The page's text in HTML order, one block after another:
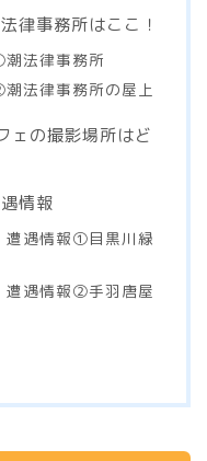
律事務所はここ！
潮法律事務所
法律事務所の屋上
ェの撮影場所はど
情報
遭遇情報①目黒川緑
遭遇情報②手羽唐屋